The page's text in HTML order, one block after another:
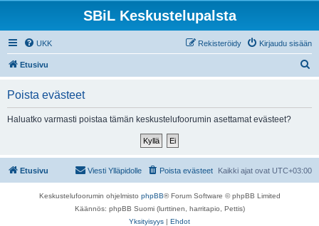
SBiL Keskustelupalsta
UKK Kirjaudu sisään
Rekisteröidy
Etusivu
Poista evästeet
Haluatko varmasti poistaa tämän keskustelufoorumin asettamat evästeet?
Etusivu Kaikki ajat ovat UTC+03:00
Poista evästeet
Viesti Ylläpidolle
Keskustelufoorumin ohjelmisto phpBB® Forum Software © phpBB Limited
Käännös: phpBB Suomi (lurttinen, harritapio, Pettis)
Yksityisyys | Ehdot